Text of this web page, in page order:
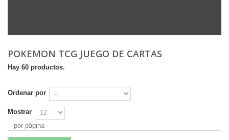
POKEMON TCG JUEGO DE CARTAS
Hay 60 productos.
Ordenar por
Mostrar
por página